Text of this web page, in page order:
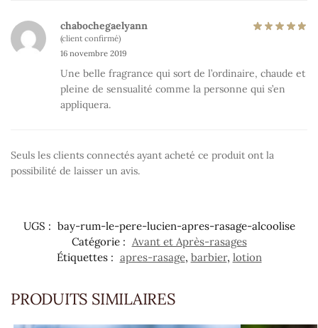
chabochegaelyann
(client confirmé)
16 novembre 2019
Une belle fragrance qui sort de l’ordinaire, chaude et
pleine de sensualité comme la personne qui s’en
appliquera.
Seuls les clients connectés ayant acheté ce produit ont la
possibilité de laisser un avis.
UGS : bay-rum-le-pere-lucien-apres-rasage-alcoolise
Catégorie : Avant et Après-rasages
Étiquettes : apres-rasage, barbier, lotion
PRODUITS SIMILAIRES